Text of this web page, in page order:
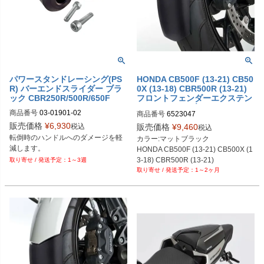
パワースタンドレーシング(PS
R) バーエンドスライダー ブラ
ック CBR250R/500R/650F
商品番号 03-01901-02
DragSpecialities型番：0634-0338
販売価格 ¥6,930税込
転倒時のハンドルへのダメージを軽
1～3週
HONDA CB500F (13-21) CB50
0X (13-18) CBR500R (13-21)
フロントフェンダーエクステン
TYLE
商品番号 6523047
販売価格 ¥9,460税込
カラー:マットブラック
HONDA CB500F (13-21) CB500X (1
3-18) CBR500R (13-21)
1～2ヶ月